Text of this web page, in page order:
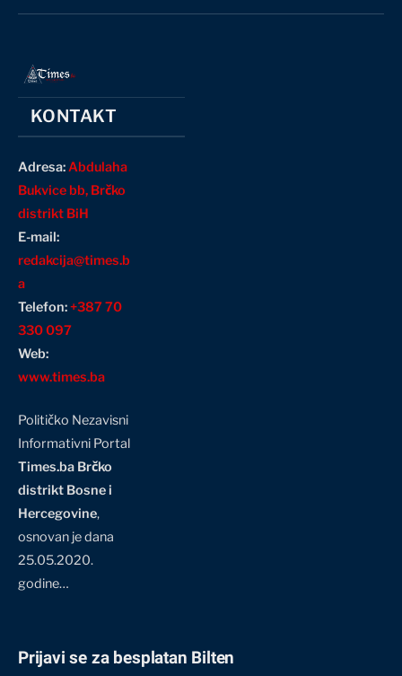
(Twitter)
KONTAKT
Adresa:Abdulaha
Bukvice bb, Brčko
distrikt BiH
E-mail:
redakcija@times.b
a
Telefon:+387 70
330 097
Web:
www.times.ba
Političko Nezavisni
Informativni Portal
Times.ba Brčko
distrikt Bosne i
Hercegovine,
osnovan je dana
25.05.2020.
godine…
Prijavi se za besplatan Bilten